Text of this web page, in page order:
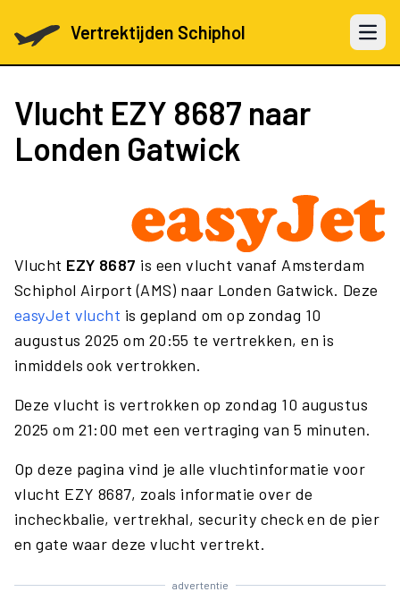
Vertrektijden Schiphol Open
Vlucht EZY 8687 naar
Londen Gatwick
Vlucht EZY 8687 is een vlucht vanaf Amsterdam
Schiphol Airport (AMS) naar Londen Gatwick. Deze
easyJet vlucht is gepland om op zondag 10
augustus 2025 om 20:55 te vertrekken, en is
inmiddels ook vertrokken.
Deze vlucht is vertrokken op zondag 10 augustus
2025 om 21:00 met een vertraging van 5 minuten.
Op deze pagina vind je alle vluchtinformatie voor
vlucht EZY 8687, zoals informatie over de
incheckbalie, vertrekhal, security check en de pier
en gate waar deze vlucht vertrekt.
advertentie